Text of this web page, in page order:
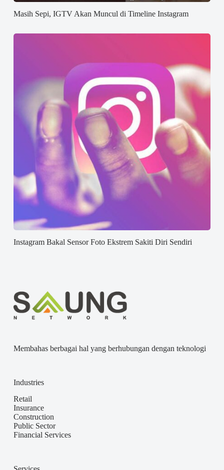
Masih Sepi, IGTV Akan Muncul di Timeline Instagram
Instagram Bakal Sensor Foto Ekstrem Sakiti Diri Sendiri
Membahas berbagai hal yang berhubungan dengan teknologi
Industries
Retail
Insurance
Construction
Public Sector
Financial Services